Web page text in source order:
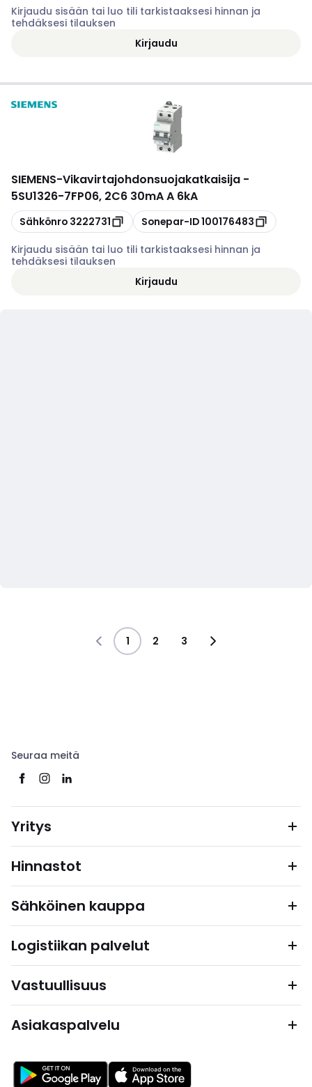
Kirjaudu sisään tai luo tili tarkistaaksesi hinnan ja
tehdäksesi tilauksen
Kirjaudu
SIEMENS-Vikavirtajohdonsuojakatkaisija -
5SU1326-7FP06, 2C6 30mA A 6kA
Kopioi
Sähkönro 3222731 Kopioi
Sonepar-ID100176483
Kirjaudu sisään tai luo tili tarkistaaksesi hinnan ja
tehdäksesi tilauksen
Kirjaudu
1 2 3
Seuraa meitä
Yritys
Hinnastot
Sähköinen kauppa
Logistiikan palvelut
Vastuullisuus
Asiakaspalvelu